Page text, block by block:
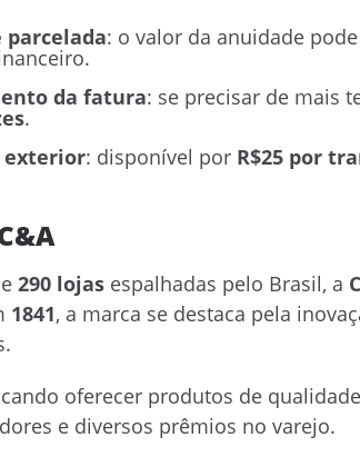
parcelada: o valor da anuidade
da fatura: se precisar de mais
.
exterior: disponível por R$25 por
290 lojas espalhadas pelo Brasil, a
1841, a marca se destaca pela
oferecer produtos de
e diversos prêmios no varejo.